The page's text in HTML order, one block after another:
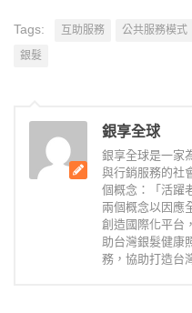
Tags: 互助服務 公共服務模式
銀髮
銀享全球
銀享全球是一家
與行銷服務的社
個概念：「活躍
兩個概念以因應
創造國際化平台
助台灣銀髮健康
務，協助打造台